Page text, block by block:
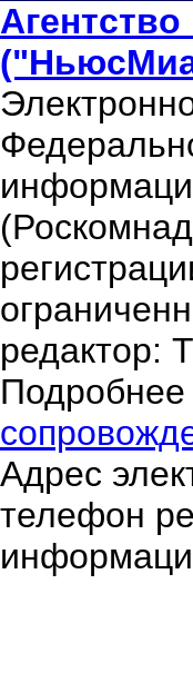
редактор:
Адрес
телефон